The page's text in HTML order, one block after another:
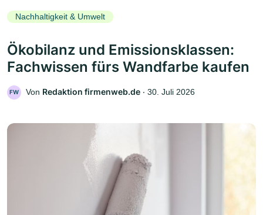
Nachhaltigkeit & Umwelt
Ökobilanz und Emissionsklassen:
Fachwissen fürs Wandfarbe kaufen
FW Von Redaktion firmenweb.de ‧ 30. Juli 2026